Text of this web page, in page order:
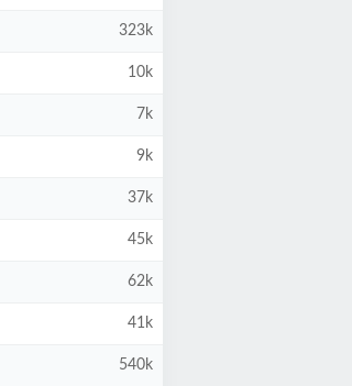
323k
10k
7k
9k
37k
45k
62k
41k
540k